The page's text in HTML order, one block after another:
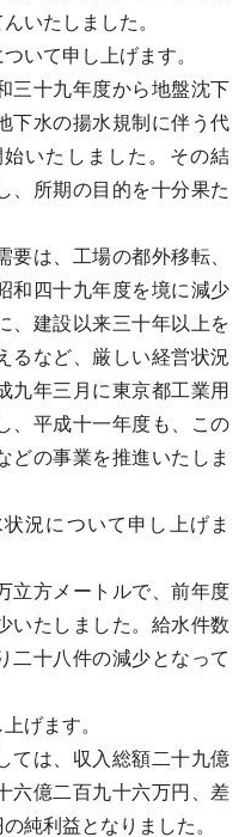
いたしました。
いて申し上げます。
十九年度から地盤沈下
下水の揚水規制に伴う代
いたしました。その結
、所期の目的を十分果た
は、工場の都外移転、
和四十九年度を境に減少
、建設以来三十年以上を
るなど、厳しい経営状況
九年三月に東京都工業用
、平成十一年度も、この
どの事業を推進いたしま
況について申し上げま
方メートルで、前年度
いたしました。給水件数
二十八件の減少となって
げます。
は、収入総額二十九億
六億二百九十六万円、差
純利益となりました。